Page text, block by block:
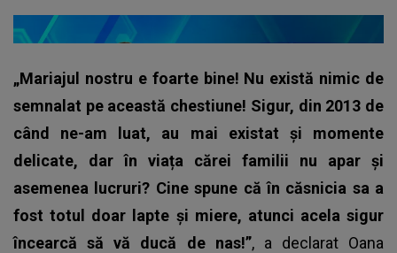
„Mariajul nostru e foarte bine! Nu există nimic de
semnalat pe această chestiune! Sigur, din 2013 de
când ne-am luat, au mai existat și momente
delicate, dar în viața cărei familii nu apar și
asemenea lucruri? Cine spune că în căsnicia sa a
fost totul doar lapte și miere, atunci acela sigur
încearcă să vă ducă de nas!”, a declarat Oana